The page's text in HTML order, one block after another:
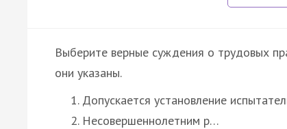
Выберите верные суждения о трудовых
они указаны.
Допускается установление
Несовершеннолетним р…